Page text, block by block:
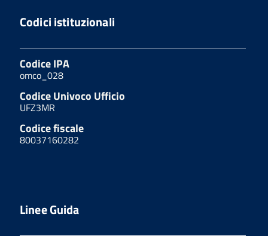
Codici istituzionali
Codice IPA
omco_028
Codice Univoco Ufficio
UFZ3MR
Codice fiscale
80037160282
Linee Guida